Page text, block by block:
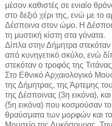
μέσον καθιστές σε ενιαίο
στο δεξιό χέρι της, ενώ με το
Δέσποινα στον ώμο. Η
τη μυστική κίστη στα γόνατα.
Δίπλα στην Δήμητρα
από κυνηγετικό σκύλο, ενώ
στεκόταν ο τροφός της
Στο Εθνικό Αρχαιολογικό
της Δήμητρας, της Άρτεμης
της Δέσποινας (3η εικόνα),
(5η εικόνα) που κοσμούσαν
θραύσματα των μορφών και